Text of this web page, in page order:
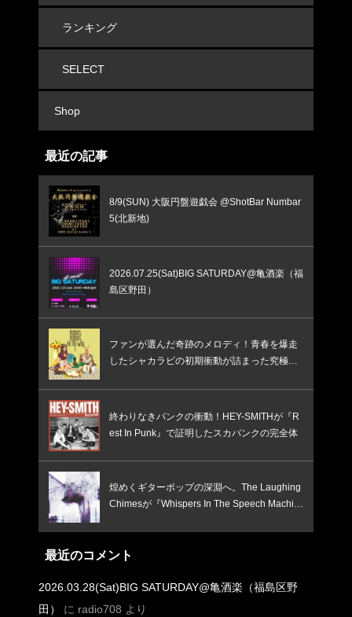
ランキング
SELECT
Shop
最近の記事
8/9(SUN) 大阪円盤遊戯会 @ShotBar Numbar
5(北新地)
2026.07.25(Sat)BIG SATURDAY@亀酒楽（福
島区野田）
ファンが選んだ奇跡のメロディ！青春を爆走
したシャカラビの初期衝動が詰まった究極の
終わりなきパンクの衝動！HEY-SMITHが『R
est In Punk』で証明したスカパンクの完全体
煌めくギターポップの深淵へ。The Laughing
Chimesが『Whispers In The Speech Machin
最近のコメント
2026.03.28(Sat)BIG SATURDAY@亀酒楽（福島区野
田）
に radio708 より